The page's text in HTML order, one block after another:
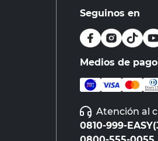
Seguinos en
Medios de pago
Atención al
0810-999-